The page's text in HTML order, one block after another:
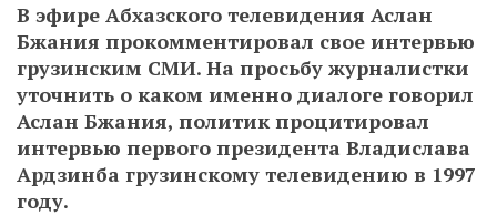
В эфире Абхазского телевидения Аслан
Бжания прокомментировал свое интервью
грузинским СМИ. На просьбу журналистки
уточнить о каком именно диалоге говорил
Аслан Бжания, политик процитировал
интервью первого президента Владислава
Ардзинба грузинскому телевидению в 1997
году.